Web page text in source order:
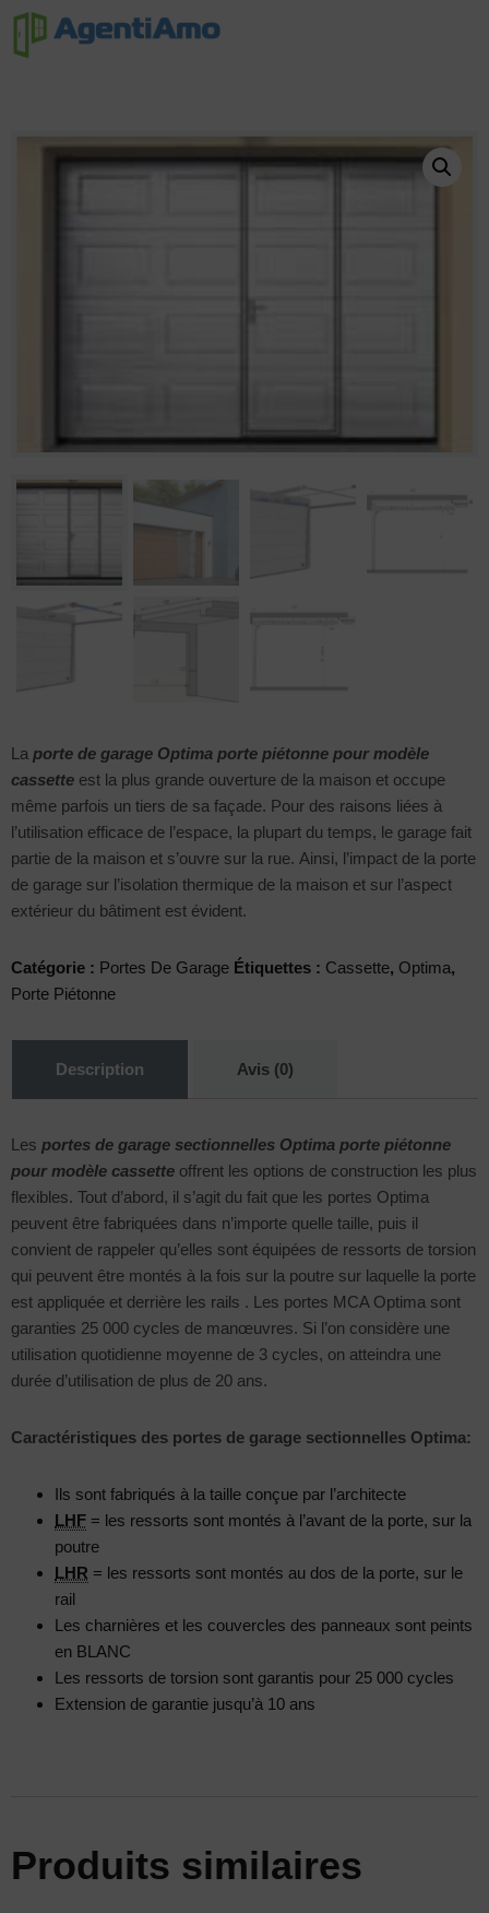
La porte de garage Optima porte piétonne pour modèle
cassette est la plus grande ouverture de la maison et occupe
même parfois un tiers de sa façade. Pour des raisons liées à
l’utilisation efficace de l’espace, la plupart du temps, le garage fait
partie de la maison et s’ouvre sur la rue. Ainsi, l’impact de la porte
de garage sur l’isolation thermique de la maison et sur l’aspect
extérieur du bâtiment est évident.
Catégorie : Portes De Garage Étiquettes : Cassette, Optima,
Porte Piétonne
Description Avis (0)
Les portes de garage sectionnelles Optima porte piétonne
pour modèle cassette offrent les options de construction les plus
flexibles. Tout d’abord, il s’agit du fait que les portes Optima
peuvent être fabriquées dans n’importe quelle taille, puis il
convient de rappeler qu’elles sont équipées de ressorts de torsion
qui peuvent être montés à la fois sur la poutre sur laquelle la porte
est appliquée et derrière les rails . Les portes MCA Optima sont
garanties 25 000 cycles de manœuvres. Si l’on considère une
utilisation quotidienne moyenne de 3 cycles, on atteindra une
durée d’utilisation de plus de 20 ans.
Caractéristiques des portes de garage sectionnelles Optima:
Ils sont fabriqués à la taille conçue par l’architecte
LHF = les ressorts sont montés à l’avant de la porte, sur la
poutre
LHR = les ressorts sont montés au dos de la porte, sur le
rail
Les charnières et les couvercles des panneaux sont peints
en BLANC
Les ressorts de torsion sont garantis pour 25 000 cycles
Extension de garantie jusqu’à 10 ans
Produits similaires